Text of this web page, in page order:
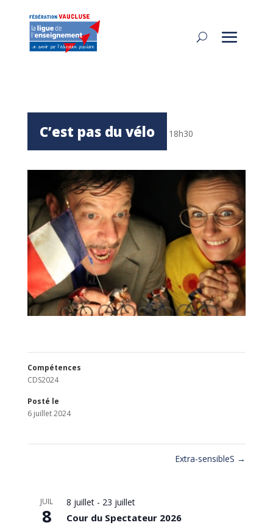
C’est pas du vélo 18h30
Compétences
CDS2024
Posté le
6 juillet 2024
Extra-sensibleS →
JUIL
8
8 juillet- 23 juillet
Cour du Spectateur 2026